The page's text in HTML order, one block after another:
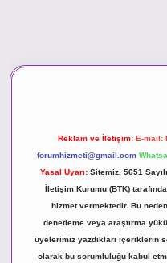
Reklam ve İletişim: E-mail:
forumhizmeti@gmail.com
Yasal Uyarı: Sitemiz, 5651
İletişim Kurumu (BTK)
hizmet vermektedir. Bu
denetleme veya araştırma
üyelerimiz yazdıkları içeriklerin
olarak bu sorumluluğu kabul